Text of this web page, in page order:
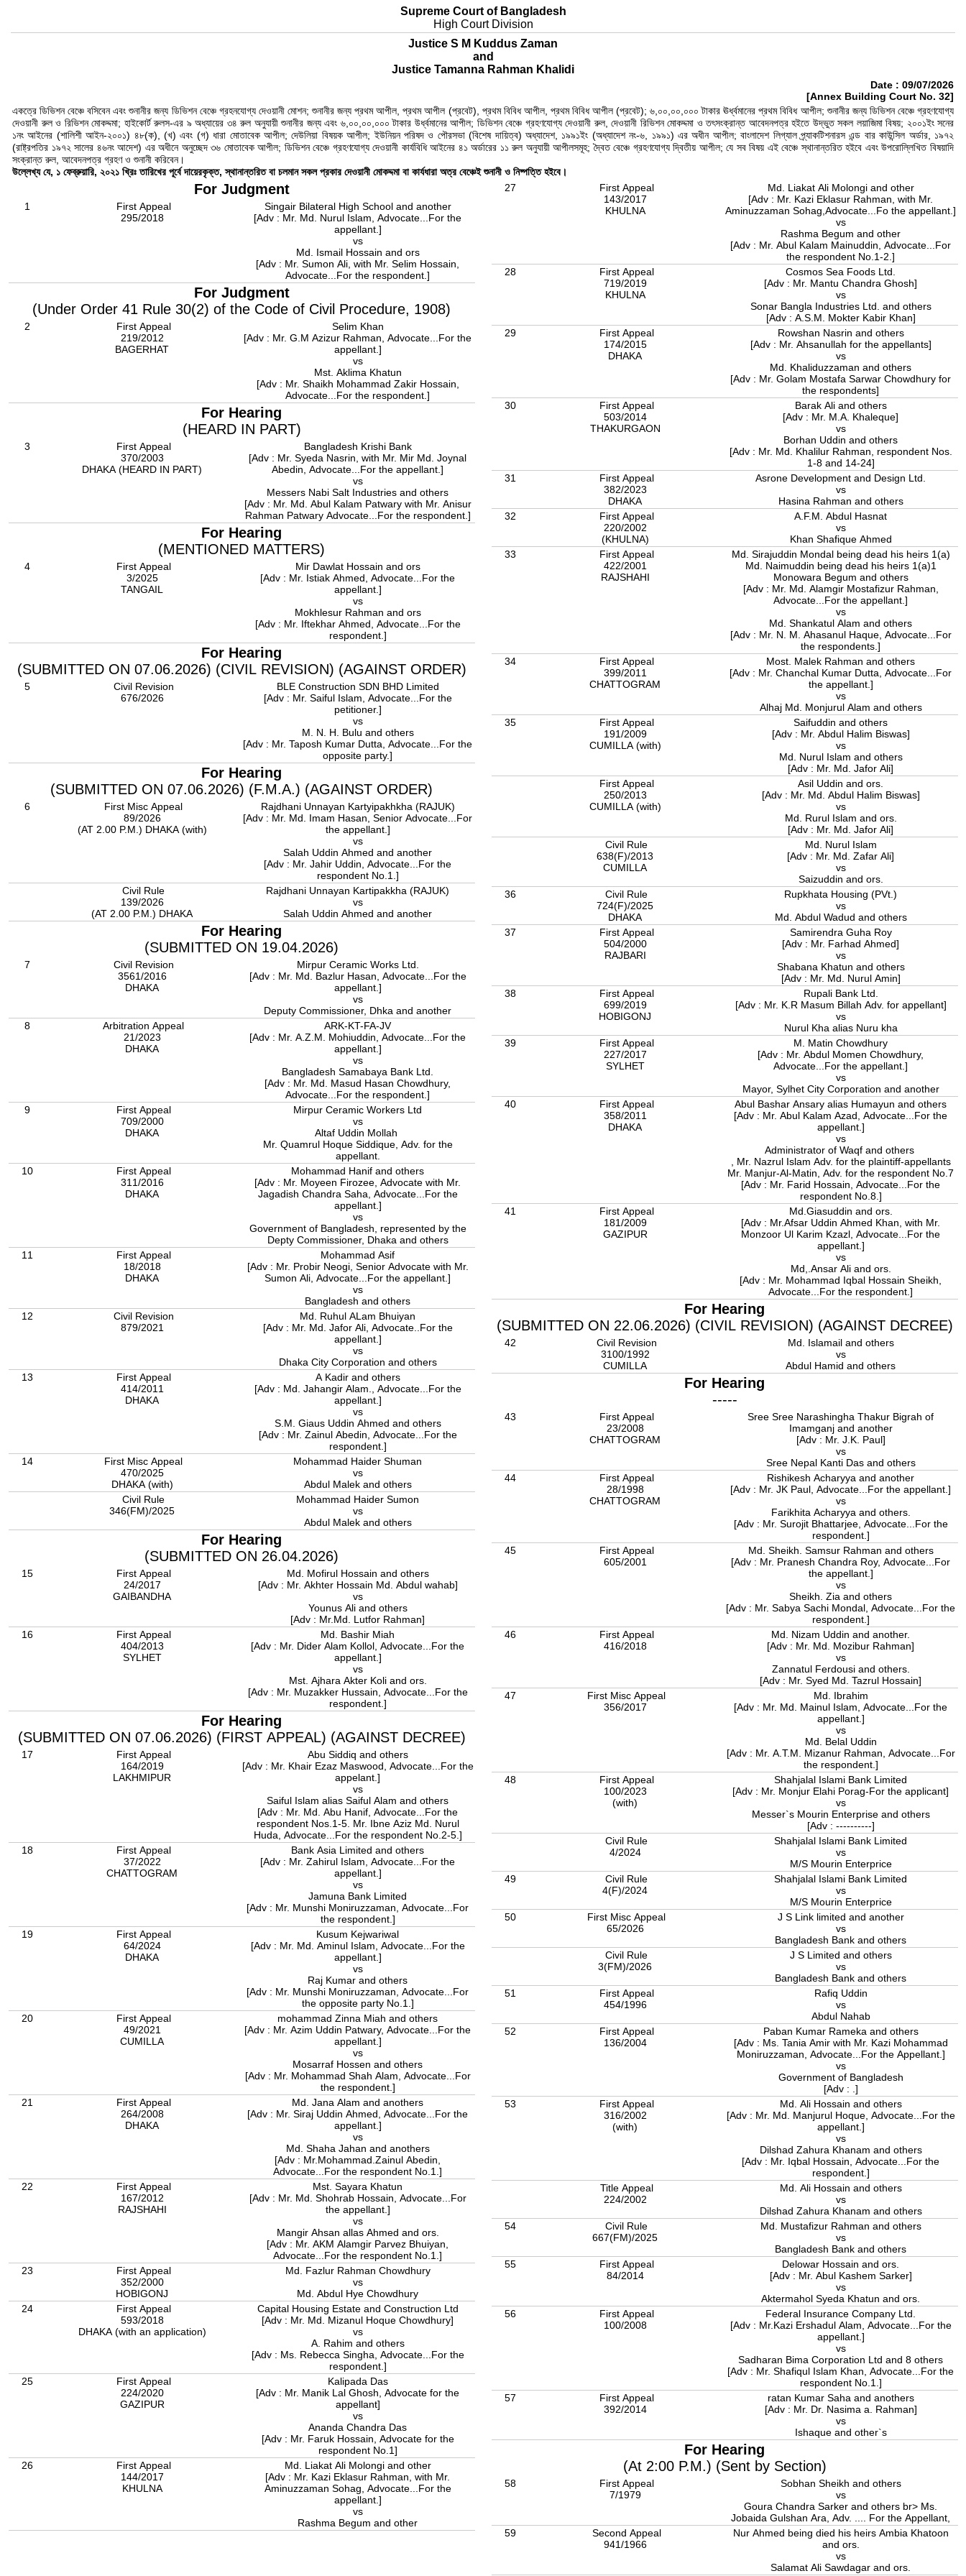
Supreme Court of Bangladesh
High Court Division
Justice S M Kuddus Zaman
and
Justice Tamanna Rahman Khalidi
Date : 09/07/2026
[Annex Building Court No. 32]
একত্রে ডিভিশন বেঞ্চে বসিবেন এবং শুনানীর জন্য ডিভিশন বেঞ্চে গ্রহনযোগ্য দেওয়ানী মোশন; শুনানীর জন্য প্রথম আপীল, প্রথম আপীল (প্রবেট), প্রথম বিবিধ আপীল, প্রথম বিবিধ আপীল (প্রবেট); ৬,০০,০০,০০০ টাকার ঊর্ধ্বমানের প্রথম বিবিধ আপীল; শুনানীর জন্য ডিভিশন বেঞ্চে গ্রহণযোগ্য
দেওয়ানী রুল ও রিভিশন মোকদ্দমা; হাইকোর্ট রুলস-এর ৯ অধ্যায়ের ৩৪ রুল অনুযায়ী শুনানীর জন্য এবং ৬,০০,০০,০০০ টাকার উর্ধ্বমানের আপীল; ডিভিশন বেঞ্চে গ্রহণযোগ্য দেওয়ানী রুল, দেওয়ানী রিভিশন মোকদ্দমা ও তৎসংক্রান্ত আবেদনপত্র হইতে উদ্ভুত সকল লয়াজিমা বিষয়; ২০০১ইং সনের
১নং আইনের (শালিশী আইন-২০০১) ৪৮(ক), (খ) এবং (গ) ধারা মোতাবেক আপীল; দেউলিয়া বিষয়ক আপীল; ইউনিয়ন পরিষদ ও পৌরসভা (বিশেষ দায়িত্ব) অধ্যাদেশ, ১৯৯১ইং (অধ্যাদেশ নং-৬, ১৯৯১) এর অধীন আপীল; বাংলাদেশ লিগ্যাল প্র্যাকটিশনারস এন্ড বার কাউন্সিল অর্ডার, ১৯৭২
(রাষ্ট্রপতির ১৯৭২ সালের ৪৬নং আদেশ) এর অধীনে অনুচ্ছেদ ৩৬ মোতাবেক আপীল; ডিভিশন বেঞ্চে গ্রহণযোগ্য দেওয়ানী কার্যবিধি আইনের ৪১ অর্ডারের ১১ রুল অনুযায়ী আপীলসমূহ; দ্বৈত বেঞ্চে গ্রহণযোগ্য দ্বিতীয় আপীল; যে সব বিষয় এই বেঞ্চে স্থানান্তরিত হইবে এবং উপরোল্লিখিত বিষয়াদি
সংক্রান্ত রুল, আবেদনপত্র গ্রহণ ও শুনানী করিবেন।
উল্লেখ্য যে, ১ ফেব্রুয়ারি, ২০২১ খ্রিঃ তারিখের পূর্বে দায়েরকৃক্ত, স্থানান্তরিত বা চলমান সকল প্রকার দেওয়ানী মোকদ্দমা বা কার্যধারা অত্র বেঞ্চেই শুনানী ও নিষ্পত্তি হইবে।
For Judgment
1
First Appeal
295/2018
Singair Bilateral High School and another
[Adv : Mr. Md. Nurul Islam, Advocate...For the
appellant.]
vs
Md. Ismail Hossain and ors
[Adv : Mr. Sumon Ali, with Mr. Selim Hossain,
Advocate...For the respondent.]
For Judgment
(Under Order 41 Rule 30(2) of the Code of Civil Procedure, 1908)
2
First Appeal
219/2012
BAGERHAT
Selim Khan
[Adv : Mr. G.M Azizur Rahman, Advocate...For the
appellant.]
vs
Mst. Aklima Khatun
[Adv : Mr. Shaikh Mohammad Zakir Hossain,
Advocate...For the respondent.]
For Hearing
(HEARD IN PART)
3
First Appeal
370/2003
DHAKA (HEARD IN PART)
Bangladesh Krishi Bank
[Adv : Mr. Syeda Nasrin, with Mr. Mir Md. Joynal
Abedin, Advocate...For the appellant.]
vs
Messers Nabi Salt Industries and others
[Adv : Mr. Md. Abul Kalam Patwary with Mr. Anisur
Rahman Patwary Advocate...For the respondent.]
For Hearing
(MENTIONED MATTERS)
4
First Appeal
3/2025
TANGAIL
Mir Dawlat Hossain and ors
[Adv : Mr. Istiak Ahmed, Advocate...For the
appellant.]
vs
Mokhlesur Rahman and ors
[Adv : Mr. Iftekhar Ahmed, Advocate...For the
respondent.]
For Hearing
(SUBMITTED ON 07.06.2026) (CIVIL REVISION) (AGAINST ORDER)
5
Civil Revision
676/2026
BLE Construction SDN BHD Limited
[Adv : Mr. Saiful Islam, Advocate...For the
petitioner.]
vs
M. N. H. Bulu and others
[Adv : Mr. Taposh Kumar Dutta, Advocate...For the
opposite party.]
For Hearing
(SUBMITTED ON 07.06.2026) (F.M.A.) (AGAINST ORDER)
6
First Misc Appeal
89/2026
(AT 2.00 P.M.) DHAKA (with)
Rajdhani Unnayan Kartyipakhkha (RAJUK)
[Adv : Mr. Md. Imam Hasan, Senior Advocate...For
the appellant.]
vs
Salah Uddin Ahmed and another
[Adv : Mr. Jahir Uddin, Advocate...For the
respondent No.1.]
Civil Rule
139/2026
(AT 2.00 P.M.) DHAKA
Rajdhani Unnayan Kartipakkha (RAJUK)
vs
Salah Uddin Ahmed and another
For Hearing
(SUBMITTED ON 19.04.2026)
7
Civil Revision
3561/2016
DHAKA
Mirpur Ceramic Works Ltd.
[Adv : Mr. Md. Bazlur Hasan, Advocate...For the
appellant.]
vs
Deputy Commissioner, Dhka and another
8
Arbitration Appeal
21/2023
DHAKA
ARK-KT-FA-JV
[Adv : Mr. A.Z.M. Mohiuddin, Advocate...For the
appellant.]
vs
Bangladesh Samabaya Bank Ltd.
[Adv : Mr. Md. Masud Hasan Chowdhury,
Advocate...For the respondent.]
9
First Appeal
709/2000
DHAKA
Mirpur Ceramic Workers Ltd
vs
Altaf Uddin Mollah
Mr. Quamrul Hoque Siddique, Adv. for the
appellant.
10
First Appeal
311/2016
DHAKA
Mohammad Hanif and others
[Adv : Mr. Moyeen Firozee, Advocate with Mr.
Jagadish Chandra Saha, Advocate...For the
appellant.]
vs
Government of Bangladesh, represented by the
Depty Commissioner, Dhaka and others
11
First Appeal
18/2018
DHAKA
Mohammad Asif
[Adv : Mr. Probir Neogi, Senior Advocate with Mr.
Sumon Ali, Advocate...For the appellant.]
vs
Bangladesh and others
12
Civil Revision
879/2021
Md. Ruhul ALam Bhuiyan
[Adv : Mr. Md. Jafor Ali, Advocate..For the
appellant.]
vs
Dhaka City Corporation and others
13
First Appeal
414/2011
DHAKA
A Kadir and others
[Adv : Md. Jahangir Alam., Advocate...For the
appellant.]
vs
S.M. Giaus Uddin Ahmed and others
[Adv : Mr. Zainul Abedin, Advocate...For the
respondent.]
14
First Misc Appeal
470/2025
DHAKA (with)
Mohammad Haider Shuman
vs
Abdul Malek and others
Civil Rule
346(FM)/2025
Mohammad Haider Sumon
vs
Abdul Malek and others
For Hearing
(SUBMITTED ON 26.04.2026)
15
First Appeal
24/2017
GAIBANDHA
Md. Mofirul Hossain and others
[Adv : Mr. Akhter Hossain Md. Abdul wahab]
vs
Younus Ali and others
[Adv : Mr.Md. Lutfor Rahman]
16
First Appeal
404/2013
SYLHET
Md. Bashir Miah
[Adv : Mr. Dider Alam Kollol, Advocate...For the
appellant.]
vs
Mst. Ajhara Akter Koli and ors.
[Adv : Mr. Muzakker Hussain, Advocate...For the
respondent.]
For Hearing
(SUBMITTED ON 07.06.2026) (FIRST APPEAL) (AGAINST DECREE)
17
First Appeal
164/2019
LAKHMIPUR
Abu Siddiq and others
[Adv : Mr. Khair Ezaz Maswood, Advocate...For the
appelant.]
vs
Saiful Islam alias Saiful Alam and others
[Adv : Mr. Md. Abu Hanif, Advocate...For the
respondent Nos.1-5. Mr. Ibne Aziz Md. Nurul
Huda, Advocate...For the respondent No.2-5.]
18
First Appeal
37/2022
CHATTOGRAM
Bank Asia Limited and others
[Adv : Mr. Zahirul Islam, Advocate...For the
appellant.]
vs
Jamuna Bank Limited
[Adv : Mr. Munshi Moniruzzaman, Advocate...For
the respondent.]
19
First Appeal
64/2024
DHAKA
Kusum Kejwariwal
[Adv : Mr. Md. Aminul Islam, Advocate...For the
appellant.]
vs
Raj Kumar and others
[Adv : Mr. Munshi Moniruzzaman, Advocate...For
the opposite party No.1.]
20
First Appeal
49/2021
CUMILLA
mohammad Zinna Miah and others
[Adv : Mr. Azim Uddin Patwary, Advocate...For the
appellant.]
vs
Mosarraf Hossen and others
[Adv : Mr. Mohammad Shah Alam, Advocate...For
the respondent.]
21
First Appeal
264/2008
DHAKA
Md. Jana Alam and anothers
[Adv : Mr. Siraj Uddin Ahmed, Advocate...For the
appellant.]
vs
Md. Shaha Jahan and anothers
[Adv : Mr.Mohammad.Zainul Abedin,
Advocate...For the respondent No.1.]
22
First Appeal
167/2012
RAJSHAHI
Mst. Sayara Khatun
[Adv : Mr. Md. Shohrab Hossain, Advocate...For
the appellant.]
vs
Mangir Ahsan allas Ahmed and ors.
[Adv : Mr. AKM Alamgir Parvez Bhuiyan,
Advocate...For the respondent No.1.]
23
First Appeal
352/2000
HOBIGONJ
Md. Fazlur Rahman Chowdhury
vs
Md. Abdul Hye Chowdhury
24
First Appeal
593/2018
DHAKA (with an application)
Capital Housing Estate and Construction Ltd
[Adv : Mr. Md. Mizanul Hoque Chowdhury]
vs
A. Rahim and others
[Adv : Ms. Rebecca Singha, Advocate...For the
respondent.]
25
First Appeal
224/2020
GAZIPUR
Kalipada Das
[Adv : Mr. Manik Lal Ghosh, Advocate for the
appellant]
vs
Ananda Chandra Das
[Adv : Mr. Faruk Hossain, Advocate for the
respondent No.1]
26
First Appeal
144/2017
KHULNA
Md. Liakat Ali Molongi and other
[Adv : Mr. Kazi Eklasur Rahman, with Mr.
Aminuzzaman Sohag, Advocate...For the
appellant.]
vs
Rashma Begum and other
27
First Appeal
143/2017
KHULNA
Md. Liakat Ali Molongi and other
[Adv : Mr. Kazi Eklasur Rahman, with Mr.
Aminuzzaman Sohag,Advocate...Fo the appellant.]
vs
Rashma Begum and other
[Adv : Mr. Abul Kalam Mainuddin, Advocate...For
the respondent No.1-2.]
28
First Appeal
719/2019
KHULNA
Cosmos Sea Foods Ltd.
[Adv : Mr. Mantu Chandra Ghosh]
vs
Sonar Bangla Industries Ltd. and others
[Adv : A.S.M. Mokter Kabir Khan]
29
First Appeal
174/2015
DHAKA
Rowshan Nasrin and others
[Adv : Mr. Ahsanullah for the appellants]
vs
Md. Khaliduzzaman and others
[Adv : Mr. Golam Mostafa Sarwar Chowdhury for
the respondents]
30
First Appeal
503/2014
THAKURGAON
Barak Ali and others
[Adv : Mr. M.A. Khaleque]
vs
Borhan Uddin and others
[Adv : Mr. Md. Khalilur Rahman, respondent Nos.
1-8 and 14-24]
31
First Appeal
382/2023
DHAKA
Asrone Development and Design Ltd.
vs
Hasina Rahman and others
32
First Appeal
220/2002
(KHULNA)
A.F.M. Abdul Hasnat
vs
Khan Shafique Ahmed
33
First Appeal
422/2001
RAJSHAHI
Md. Sirajuddin Mondal being dead his heirs 1(a)
Md. Naimuddin being dead his heirs 1(a)1
Monowara Begum and others
[Adv : Mr. Md. Alamgir Mostafizur Rahman,
Advocate...For the appellant.]
vs
Md. Shankatul Alam and others
[Adv : Mr. N. M. Ahasanul Haque, Advocate...For
the respondents.]
34
First Appeal
399/2011
CHATTOGRAM
Most. Malek Rahman and others
[Adv : Mr. Chanchal Kumar Dutta, Advocate...For
the appellant.]
vs
Alhaj Md. Monjurul Alam and others
35
First Appeal
191/2009
CUMILLA (with)
Saifuddin and others
[Adv : Mr. Abdul Halim Biswas]
vs
Md. Nurul Islam and others
[Adv : Mr. Md. Jafor Ali]
First Appeal
250/2013
CUMILLA (with)
Asil Uddin and ors.
[Adv : Mr. Md. Abdul Halim Biswas]
vs
Md. Rurul Islam and ors.
[Adv : Mr. Md. Jafor Ali]
Civil Rule
638(F)/2013
CUMILLA
Md. Nurul Islam
[Adv : Mr. Md. Zafar Ali]
vs
Saizuddin and ors.
36
Civil Rule
724(F)/2025
DHAKA
Rupkhata Housing (PVt.)
vs
Md. Abdul Wadud and others
37
First Appeal
504/2000
RAJBARI
Samirendra Guha Roy
[Adv : Mr. Farhad Ahmed]
vs
Shabana Khatun and others
[Adv : Mr. Md. Nurul Amin]
38
First Appeal
699/2019
HOBIGONJ
Rupali Bank Ltd.
[Adv : Mr. K.R Masum Billah Adv. for appellant]
vs
Nurul Kha alias Nuru kha
39
First Appeal
227/2017
SYLHET
M. Matin Chowdhury
[Adv : Mr. Abdul Momen Chowdhury,
Advocate...For the appellant.]
vs
Mayor, Sylhet City Corporation and another
40
First Appeal
358/2011
DHAKA
Abul Bashar Ansary alias Humayun and others
[Adv : Mr. Abul Kalam Azad, Advocate...For the
appellant.]
vs
Administrator of Waqf and others
, Mr. Nazrul Islam Adv. for the plaintiff-appellants
Mr. Manjur-Al-Matin, Adv. for the respondent No.7
[Adv : Mr. Farid Hossain, Advocate...For the
respondent No.8.]
41
First Appeal
181/2009
GAZIPUR
Md.Giasuddin and ors.
[Adv : Mr.Afsar Uddin Ahmed Khan, with Mr.
Monzoor Ul Karim Kzazl, Advocate...For the
appellant.]
vs
Md,.Ansar Ali and ors.
[Adv : Mr. Mohammad Iqbal Hossain Sheikh,
Advocate...For the respondent.]
For Hearing
(SUBMITTED ON 22.06.2026) (CIVIL REVISION) (AGAINST DECREE)
42
Civil Revision
3100/1992
CUMILLA
Md. Islamail and others
vs
Abdul Hamid and others
For Hearing
-----
43
First Appeal
23/2008
CHATTOGRAM
Sree Sree Narashingha Thakur Bigrah of
Imamganj and another
[Adv : Mr. J.K. Paul]
vs
Sree Nepal Kanti Das and others
44
First Appeal
28/1998
CHATTOGRAM
Rishikesh Acharyya and another
[Adv : Mr. JK Paul, Advocate...For the appellant.]
vs
Farikhita Acharyya and others.
[Adv : Mr. Surojit Bhattarjee, Advocate...For the
respondent.]
45
First Appeal
605/2001
Md. Sheikh. Samsur Rahman and others
[Adv : Mr. Pranesh Chandra Roy, Advocate...For
the appellant.]
vs
Sheikh. Zia and others
[Adv : Mr. Sabya Sachi Mondal, Advocate...For the
respondent.]
46
First Appeal
416/2018
Md. Nizam Uddin and another.
[Adv : Mr. Md. Mozibur Rahman]
vs
Zannatul Ferdousi and others.
[Adv : Mr. Syed Md. Tazrul Hossain]
47
First Misc Appeal
356/2017
Md. Ibrahim
[Adv : Mr. Md. Mainul Islam, Advocate...For the
appellant.]
vs
Md. Belal Uddin
[Adv : Mr. A.T.M. Mizanur Rahman, Advocate...For
the respondent.]
48
First Appeal
100/2023
(with)
Shahjalal Islami Bank Limited
[Adv : Mr. Monjur Elahi Porag-For the applicant]
vs
Messer`s Mourin Enterprise and others
[Adv : ----------]
Civil Rule
4/2024
Shahjalal Islami Bank Limited
vs
M/S Mourin Enterprice
49
Civil Rule
4(F)/2024
Shahjalal Islami Bank Limited
vs
M/S Mourin Enterprice
50
First Misc Appeal
65/2026
J S Link limited and another
vs
Bangladesh Bank and others
Civil Rule
3(FM)/2026
J S Limited and others
vs
Bangladesh Bank and others
51
First Appeal
454/1996
Rafiq Uddin
vs
Abdul Nahab
52
First Appeal
136/2004
Paban Kumar Rameka and others
[Adv : Ms. Tania Amir with Mr. Kazi Mohammad
Moniruzzaman, Advocate...For the Appellant.]
vs
Government of Bangladesh
[Adv : .]
53
First Appeal
316/2002
(with)
Md. Ali Hossain and others
[Adv : Mr. Md. Manjurul Hoque, Advocate...For the
appellant.]
vs
Dilshad Zahura Khanam and others
[Adv : Mr. Iqbal Hossain, Advocate...For the
respondent.]
Title Appeal
224/2002
Md. Ali Hossain and others
vs
Dilshad Zahura Khanam and others
54
Civil Rule
667(FM)/2025
Md. Mustafizur Rahman and others
vs
Bangladesh Bank and others
55
First Appeal
84/2014
Delowar Hossain and ors.
[Adv : Mr. Abul Kashem Sarker]
vs
Aktermahol Syeda Khatun and ors.
56
First Appeal
100/2008
Federal Insurance Company Ltd.
[Adv : Mr.Kazi Ershadul Alam, Advocate...For the
appellant.]
vs
Sadharan Bima Corporation Ltd and 8 others
[Adv : Mr. Shafiqul Islam Khan, Advocate...For the
respondent No.1.]
57
First Appeal
392/2014
ratan Kumar Saha and anothers
[Adv : Mr. Dr. Nasima a. Rahman]
vs
Ishaque and other`s
For Hearing
(At 2:00 P.M.) (Sent by Section)
58
First Appeal
7/1979
Sobhan Sheikh and others
vs
Goura Chandra Sarker and others br> Ms.
Jobaida Gulshan Ara, Adv. .... For the Appellant,
59
Second Appeal
941/1966
Nur Ahmed being died his heirs Ambia Khatoon
and ors.
vs
Salamat Ali Sawdagar and ors.